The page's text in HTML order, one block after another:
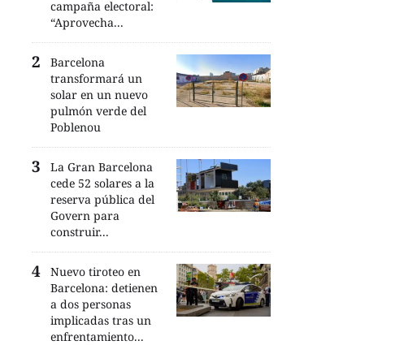
campaña electoral:
“Aprovecha...
Barcelona
transformará un
solar en un nuevo
pulmón verde del
Poblenou
La Gran Barcelona
cede 52 solares a la
reserva pública del
Govern para
construir...
Nuevo tiroteo en
Barcelona: detienen
a dos personas
implicadas tras un
enfrentamiento...